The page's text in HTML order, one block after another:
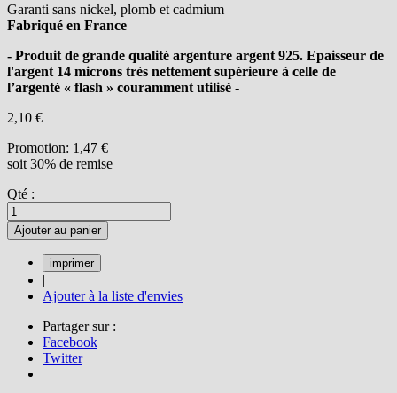
Garanti sans nickel, plomb et cadmium
Fabriqué en France
- Produit de grande qualité argenture argent 925. Epaisseur de
l'argent 14 microns très nettement supérieure à celle de
l’argenté « flash » couramment utilisé -
2,10 €
Promotion: 1,47 €
soit 30% de remise
Qté :
Ajouter au panier
|
Ajouter à la liste d'envies
Partager sur :
Facebook
Twitter